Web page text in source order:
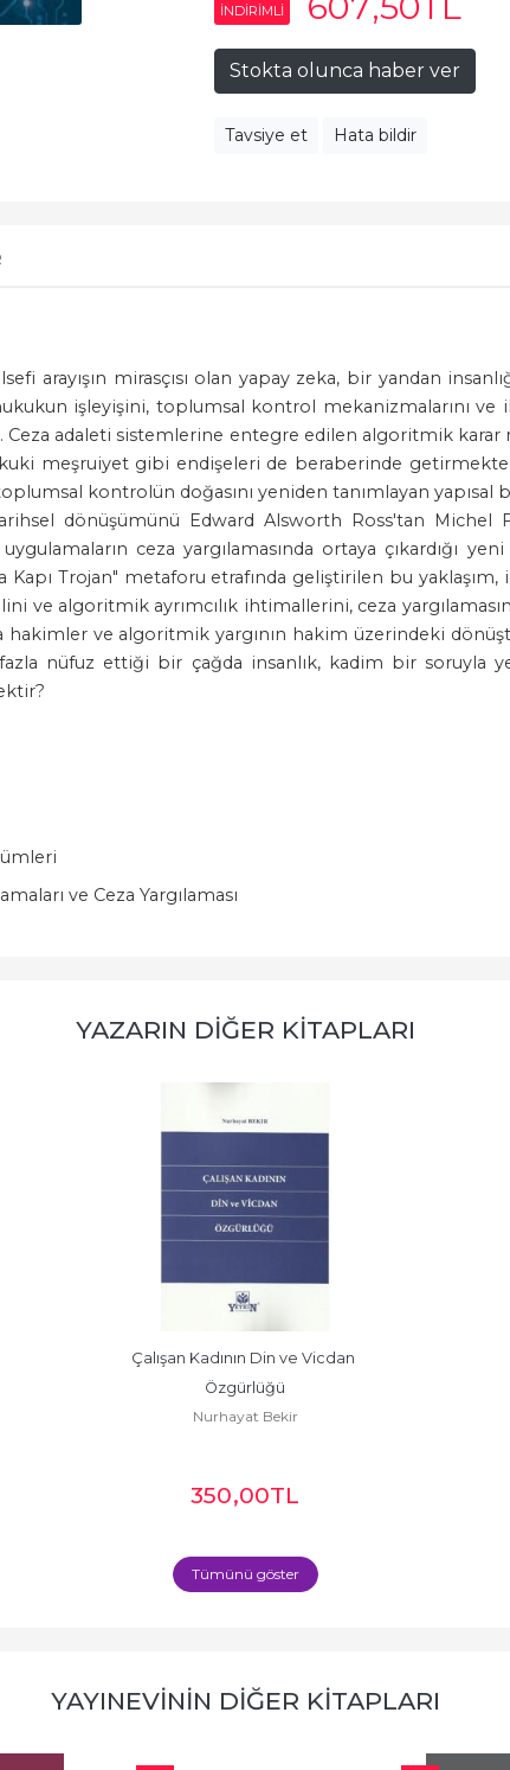
INDIRIMLI
Stokta olunca haber ver
Tavsiye et Hata bildir
arayışın mirasçısı olan yapay zeka, bir yandan
işleyişini, toplumsal kontrol mekanizmalarını
Ceza adaleti sistemlerine entegre edilen algoritmik karar
meşruiyet gibi endişeleri de beraberinde
kontrolün doğasını yeniden tanımlayan
dönüşümünü Edward Alsworth Ross'tan Michel
ceza yargılamasında ortaya çıkardığı
Kapı Trojan" metaforu etrafında geliştirilen bu
ve algoritmik ayrımcılık ihtimallerini, ceza
ve algoritmik yargının hakim üzerindeki
nüfuz ettiği bir çağda insanlık, kadim bir soruyla
ve Ceza Yargılaması
YAZARIN DIĞER KITAPLARI
Çalışan Kadının Din ve Vicdan
Özgürlüğü
Nurhayat Bekir
350,00TL
Tümünü göster
YAYINEVININ DIĞER KITAPLARI